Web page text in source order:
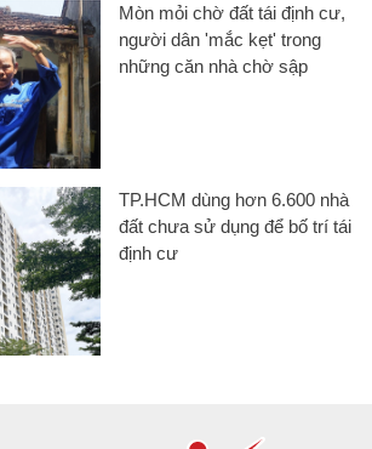
Mòn mỏi chờ đất tái định cư,
người dân 'mắc kẹt' trong
những căn nhà chờ sập
TP.HCM dùng hơn 6.600 nhà
đất chưa sử dụng để bố trí tái
định cư